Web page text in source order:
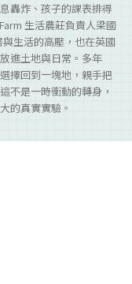
轟炸、孩子的課表排得
生活農莊負責人梁國
生活的高壓，也在英國
進土地與日常。多年
擇回到一塊地，親手把
不是一時衝動的轉身，
的真實實驗。